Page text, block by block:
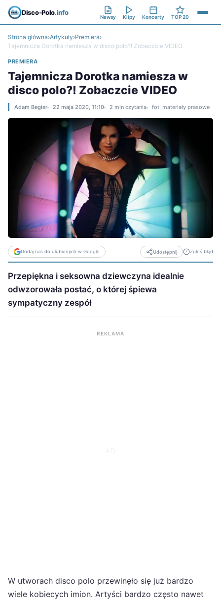
Disco-Polo.info
Newsy Klipy Koncerty TOP 20
Strona główna›Artykuły›Premiera›
Tajemnicza Dorotka namiesza w disco polo?! Zobaczcie VIDEO
PREMIERA
Tajemnicza Dorotka namiesza w
disco polo?! Zobaczcie VIDEO
Adam Begier 22 maja 2020, 11:10 2 min czytania fot. materiały prasowe
Dodaj nas do ulubionych w Google Udostępnij Zgłoś błąd
Przepiękna i seksowna dziewczyna idealnie
odwzorowała postać, o której śpiewa
sympatyczny zespół
REKLAMA
W utworach disco polo przewinęło się już bardzo
wiele kobiecych imion. Artyści bardzo często nawet